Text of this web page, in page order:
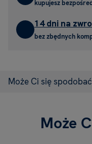
kupujesz
14 dni na
bez zbędnych
Może Ci się spodobać
Może